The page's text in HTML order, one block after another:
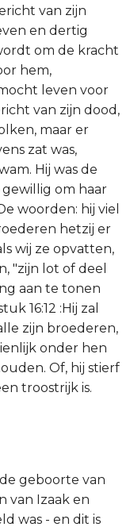
van zijn
en dertig
om de kracht
hem,
leven voor
van zijn dood,
maar er
zat was,
Hij was de
om haar
woorden: hij viel
hetzij er
wij ze opvatten,
"zijn lot of deel
aan te tonen
16:12 :Hij zal
zijn broederen,
onder hen
Of, hij stierf
troostrijk is.
geboorte van
van Izaak en
was - en dit is